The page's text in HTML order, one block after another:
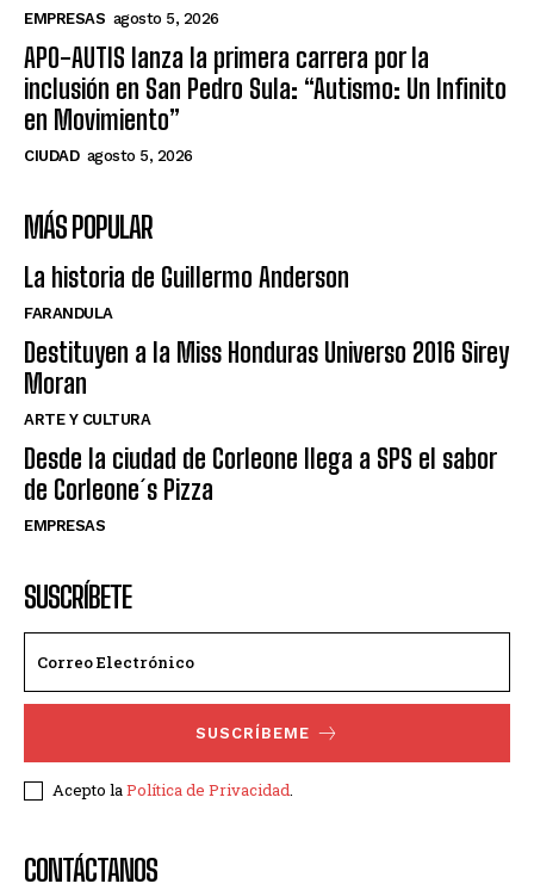
EMPRESAS agosto 5, 2026
APO-AUTIS lanza la primera carrera por la
inclusión en San Pedro Sula: “Autismo: Un Infinito
en Movimiento”
CIUDAD agosto 5, 2026
MÁS POPULAR
La historia de Guillermo Anderson
FARANDULA
Destituyen a la Miss Honduras Universo 2016 Sirey
Moran
ARTE Y CULTURA
Desde la ciudad de Corleone llega a SPS el sabor
de Corleone´s Pizza
EMPRESAS
SUSCRÍBETE
SUSCRÍBEME
Acepto laPolítica de Privacidad.
CONTÁCTANOS